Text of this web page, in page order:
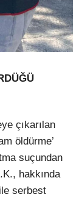
çıkarılan
öldürme’
suçundan
hakkında
serbest